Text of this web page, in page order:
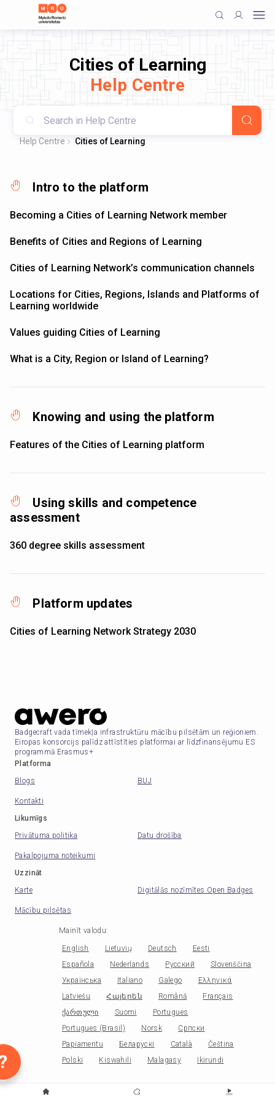
Cities of Learning
Help Centre
Help Centre Cities of Learning
Intro to the platform
Becoming a Cities of Learning Network member
Benefits of Cities and Regions of Learning
Cities of Learning Network’s communication channels
Locations for Cities, Regions, Islands and Platforms of
Learning worldwide
Values guiding Cities of Learning
What is a City, Region or Island of Learning?
Knowing and using the platform
Features of the Cities of Learning platform
Using skills and competence
assessment
360 degree skills assessment
Platform updates
Cities of Learning Network Strategy 2030
Badgecraft vada tīmekļa infrastruktūru mācību pilsētām un reģioniem.
Eiropas konsorcijs palīdz attīstīties platformai ar līdzfinansējumu ES
programmā Erasmus+
Platforma
Blogs
BUJ
Kontakti
Likumīgs
Privātuma politika
Datu drošība
Pakalpojuma noteikumi
Uzzināt
Karte
Digitālās nozīmītes Open Badges
Mācību pilsētas
Mainīt valodu:
English Lietuvių Deutsch
Eesti
Española
Nederlands Русский
Slovenščina
Українська
Italiano Galego
Ελληνικά
Latviešu
Հայերեն Română
Français
ქართული
Suomi
Portugues
Portugues (Brasil)
Norsk
Српски
Papiamentu
Беларускі Català
Čeština
Polski
Kiswahili Malagasy Ikirundi